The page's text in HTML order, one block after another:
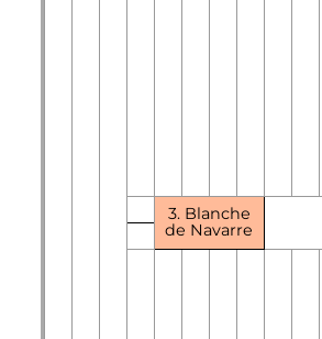
3. Blanche
de Navarre